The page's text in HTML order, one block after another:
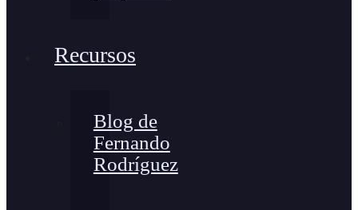
Recursos
Blog de
Fernando
Rodríguez